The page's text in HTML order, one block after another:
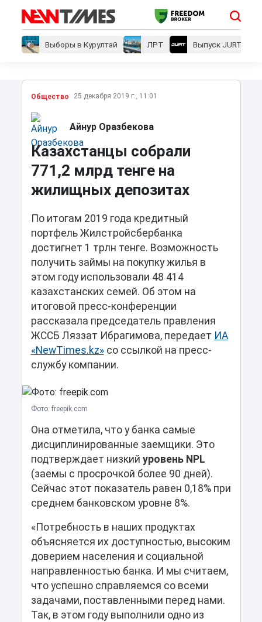
Выборы в Курултай ЛРТ Выпуск JURT
Общество 25 декабря 2019 г., 11:01
Айнур Оразбекова
Казахстанцы собрали
771,2 млрд тенге на
жилищных депозитах
По итогам 2019 года кредитный
портфель Жилстройсбербанка
достигнет 1 трлн тенге. Возможность
получить займы на покупку жилья в
этом году использовали 48 414
казахстанских семей. Об этом на
итоговой пресс-конференции
рассказала председатель правления
ЖССБ Ляззат Ибрагимова, передает ИА
«NewTimes.kz»со ссылкой на пресс-
службу компании.
Фото: freepik.com
Она отметила, что у банка самые
дисциплинированные заемщики. Это
подтверждает низкий уровень NPL
(заемы с просрочкой более 90 дней).
Сейчас этот показатель равен 0,18% при
среднем банковском уровне 8%.
«Потребность в наших продуктах
объясняется их доступностью, высоким
доверием населения и социальной
направленностью банка. И мы считаем,
что успешно справляемся со всеми
задачами, поставленными перед нами.
Так, в этом году выполнили одно из